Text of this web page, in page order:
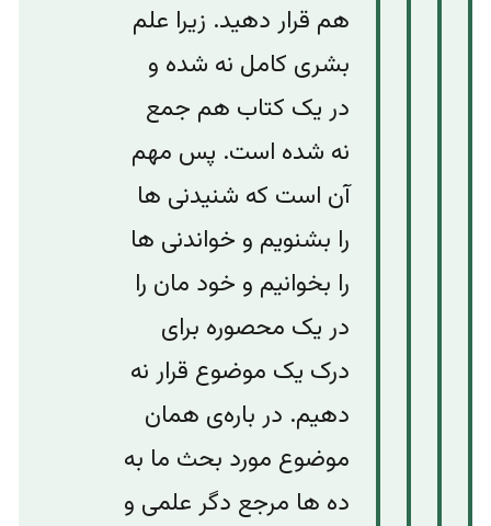
هم قرار دهید. زیرا علم
بشری کامل نه شده و
در یک کتاب هم جمع
نه شده است. پس مهم
آن است که شنیدنی ها
را بشنویم ‌و خواندنی ها
را بخوانیم و خود مان را
در یک محصوره برای
درک یک موضوع قرار نه
دهیم. در باره‌ی همان
موضوع مورد بحث ما به
ده ها مرجع دگر علمی و